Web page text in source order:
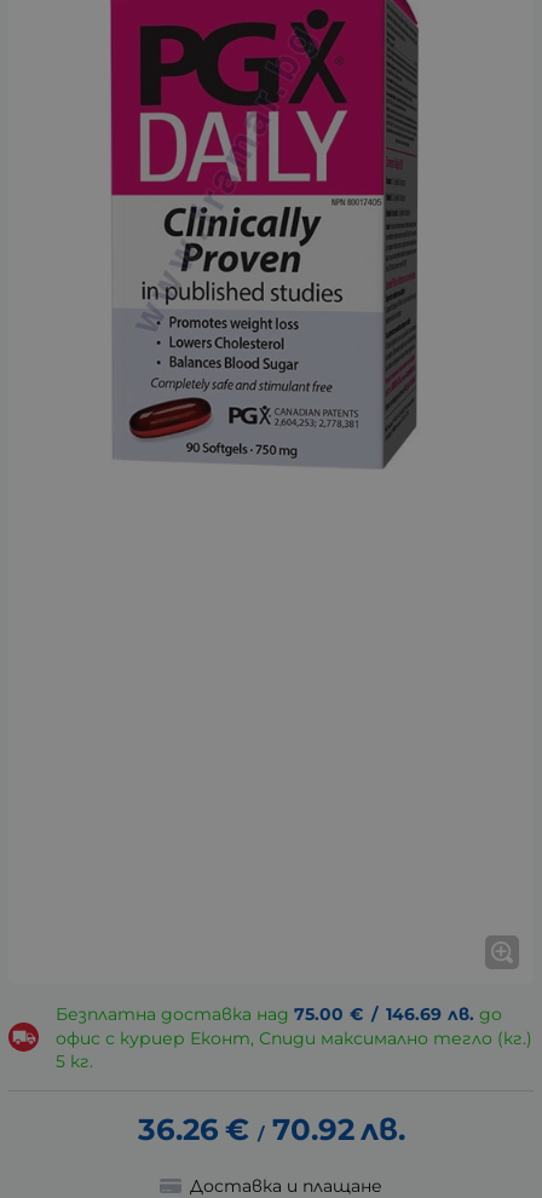
Безплатна доставка над 75.00 € / 146.69 лв. до
офис с куриер Еконт, Спиди максимално тегло (кг.)
5 кг.
36.26 € / 70.92лв.
Доставка и плащане